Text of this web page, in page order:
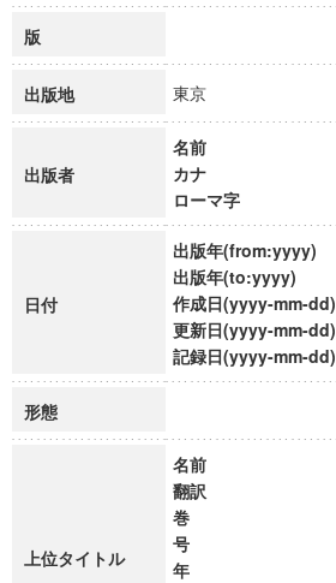
版
出版地 東京
出版者
名前
カナ
ローマ字
日付
出版年(from:yyyy)
出版年(to:yyyy)
作成日(yyyy-mm-dd)
更新日(yyyy-mm-dd)
記録日(yyyy-mm-dd)
形態
上位タイトル
名前
翻訳
巻
号
年